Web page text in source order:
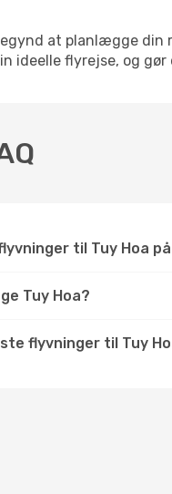
at planlægge din
ideelle flyrejse, og
til Tuy Hoa på
Tuy Hoa?
flyvninger til Tuy